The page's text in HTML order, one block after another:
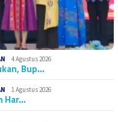
4 Agustus 2026
Bup…
1 Agustus 2026
Har…